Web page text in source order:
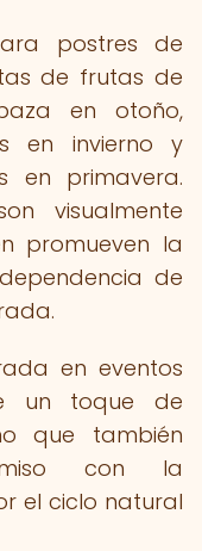
postres de
de frutas de
en otoño,
en invierno y
en primavera.
visualmente
promueven la
de
en eventos
un toque de
que también
con la
el ciclo natural